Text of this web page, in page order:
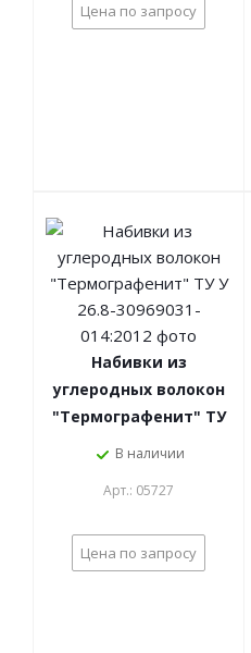
Цена по запросу
Набивки из
углеродных волокон
"Термографенит" ТУ
У 26.8-30969031-
В наличии
Арт.: 05727
Цена по запросу